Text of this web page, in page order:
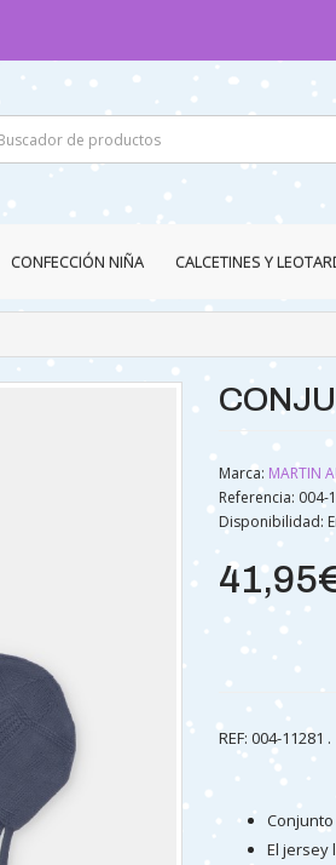
CONFECCIÓN NIÑA CALCETINES Y
Marca: MARTIN
Referencia: 004-
Disponibilidad:
REF: 004-11281 .
El jersey